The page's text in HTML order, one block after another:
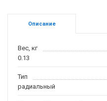
Описание
Вес, кг
0.13
Тип
радиальный